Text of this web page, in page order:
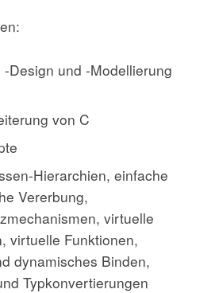
Design und -Modellierung
von C
Hierarchien, einfache
Vererbung,
virtuelle
virtuelle Funktionen,
dynamisches Binden,
Typkonvertierungen